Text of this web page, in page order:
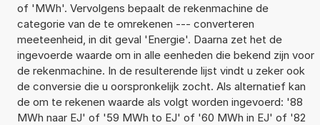
of 'MWh'. Vervolgens bepaalt de rekenmachine de
categorie van de te omrekenen --- converteren
meeteenheid, in dit geval 'Energie'. Daarna zet het de
ingevoerde waarde om in alle eenheden die bekend zijn voor
de rekenmachine. In de resulterende lijst vindt u zeker ook
de conversie die u oorspronkelijk zocht. Als alternatief kan
de om te rekenen waarde als volgt worden ingevoerd: '88
MWh naar EJ' of '59 MWh to EJ' of '60 MWh in EJ' of '82